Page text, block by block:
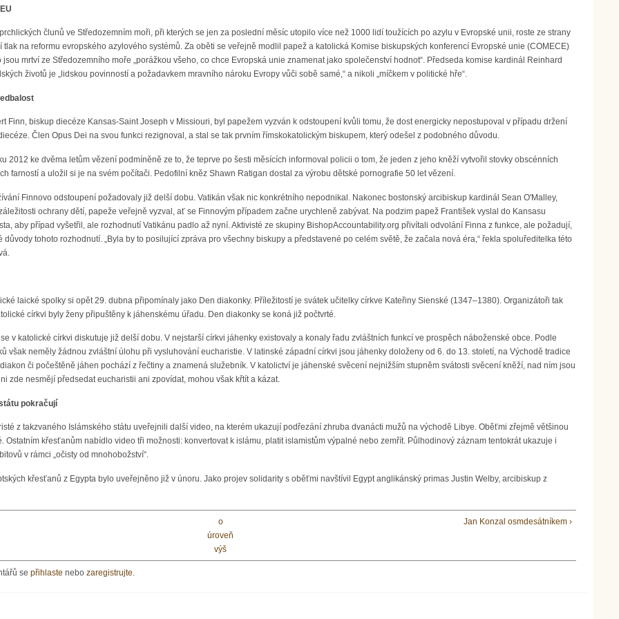
člunů ve Středozemním moři, při kterých se jen za poslední měsíc utopilo více než 1000 lidí toužících po azylu v Evropské unii, roste ze strany
na reformu evropského azylového systémů. Za oběti se veřejně modlil papež a katolická Komise biskupských konferencí Evropské unie (COMECE)
mrtví ze Středozemního moře „porážkou všeho, co chce Evropská unie znamenat jako společenství hodnot“. Předseda komise kardinál Reinhard
životů je „lidskou povinností a požadavkem mravního nároku Evropy vůči sobě samé,“ a nikoli „míčkem v politické hře“.
Finn, biskup diecéze Kansas-Saint Joseph v Missiouri, byl papežem vyzván k odstoupení kvůli tomu, že dost energicky nepostupoval v případu držení
Člen Opus Dei na svou funkci rezignoval, a stal se tak prvním římskokatolickým biskupem, který odešel z podobného důvodu.
2012 ke dvěma letům vězení podmíněně ze to, že teprve po šesti měsících informoval policii o tom, že jeden z jeho kněží vytvořil stovky obscénních
farností a uložil si je na svém počítači. Pedofilní kněz Shawn Ratigan dostal za výrobu dětské pornografie 50 let vězení.
Finnovo odstoupení požadovaly již delší dobu. Vatikán však nic konkrétního nepodnikal. Nakonec bostonský arcibiskup kardinál Sean O'Malley,
ochrany dětí, papeže veřejně vyzval, ať se Finnovým případem začne urychleně zabývat. Na podzim papež František vyslal do Kansasu
aby případ vyšetřil, ale rozhodnutí Vatikánu padlo až nyní. Aktivisté ze skupiny BishopAccountability.org přivítali odvolání Finna z funkce, ale požadují,
tohoto rozhodnutí. „Byla by to posilující zpráva pro všechny biskupy a představené po celém světě, že začala nová éra,“ řekla spoluředitelka této
laické spolky si opět 29. dubna připomínaly jako Den diakonky. Příležitostí je svátek učitelky církve Kateřiny Sienské (1347–1380). Organizátoři tak
církvi byly ženy připuštěny k jáhenskému úřadu. Den diakonky se koná již počtvrté.
v katolické církvi diskutuje již delší dobu. V nejstarší církvi jáhenky existovaly a konaly řadu zvláštních funkcí ve prospěch náboženské obce. Podle
však neměly žádnou zvláštní úlohu při vysluhování eucharistie. V latinské západní církvi jsou jáhenky doloženy od 6. do 13. století, na Východě tradice
či počeštěně jáhen pochází z řečtiny a znamená služebník. V katolictví je jáhenské svěcení nejnižším stupněm svátosti svěcení kněží, nad ním jsou
zde nesmějí předsedat eucharistii ani zpovídat, mohou však křtít a kázat.
pokračují
z takzvaného Islámského státu uveřejnili další video, na kterém ukazují podřezání zhruba dvanácti mužů na východě Libye. Oběťmi zřejmě většinou
Ostatním křesťanům nabídlo video tři možnosti: konvertovat k islámu, platit islamistům výpalné nebo zemřít. Půlhodinový záznam tentokrát ukazuje i
v rámci „očisty od mnohobožství“.
křesťanů z Egypta bylo uveřejněno již v únoru. Jako projev solidarity s oběťmi navštívil Egypt anglikánský primas Justin Welby, arcibiskup z
o
úroveň
výš
Jan Konzal osmdesátníkem ›
sepřihlaste nebozaregistrujte.